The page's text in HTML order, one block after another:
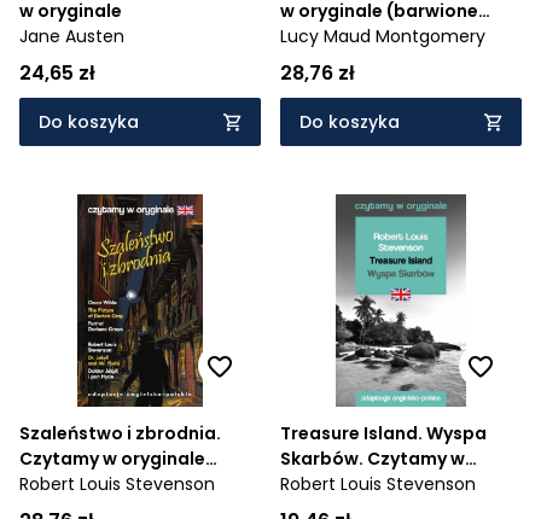
w oryginale
Jane Austen
24,65 zł
Do koszyka
w oryginale (barwione
brzegi)
Lucy Maud Montgomery
28,76 zł
Do koszyka
Szaleństwo i zbrodnia.
Czytamy w oryginale
(barwione brzegi)
Robert Louis Stevenson
Treasure Island. Wyspa
Skarbów. Czytamy w
oryginale
Robert Louis Stevenson